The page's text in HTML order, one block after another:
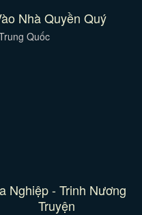
Nhà Quyền Quý
Quốc
Nghiệp - Trinh Nương
Truyện